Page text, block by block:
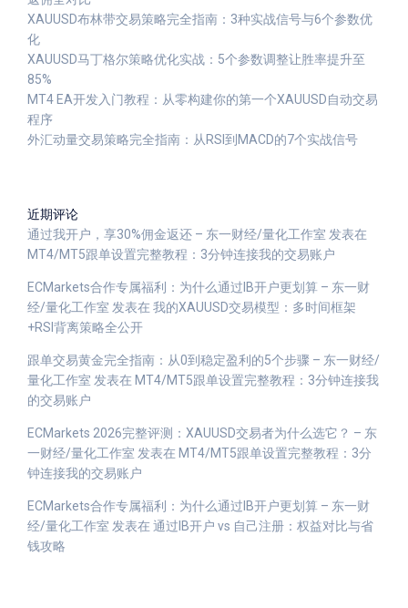
XAUUSD布林带交易策略完全指南：3种实战信号与6个参数优
化
XAUUSD马丁格尔策略优化实战：5个参数调整让胜率提升至
85%
MT4 EA开发入门教程：从零构建你的第一个XAUUSD自动交易
程序
外汇动量交易策略完全指南：从RSI到MACD的7个实战信号
近期评论
通过我开户，享30%佣金返还 – 东一财经/量化工作室 发表在
MT4/MT5跟单设置完整教程：3分钟连接我的交易账户
ECMarkets合作专属福利：为什么通过IB开户更划算 – 东一财
经/量化工作室 发表在 我的XAUUSD交易模型：多时间框架
+RSI背离策略全公开
跟单交易黄金完全指南：从0到稳定盈利的5个步骤 – 东一财经/
量化工作室 发表在 MT4/MT5跟单设置完整教程：3分钟连接我
的交易账户
ECMarkets 2026完整评测：XAUUSD交易者为什么选它？ – 东
一财经/量化工作室 发表在 MT4/MT5跟单设置完整教程：3分
钟连接我的交易账户
ECMarkets合作专属福利：为什么通过IB开户更划算 – 东一财
经/量化工作室 发表在 通过IB开户 vs 自己注册：权益对比与省
钱攻略